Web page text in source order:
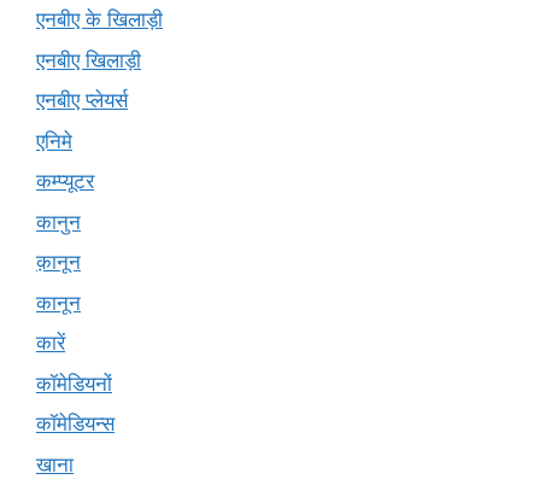
एनबीए के खिलाड़ी
एनबीए खिलाड़ी
एनबीए प्लेयर्स
एनिमे
कम्प्यूटर
कानुन
क़ानून
कानून
कारें
कॉमेडियनों
कॉमेडियन्स
खाना